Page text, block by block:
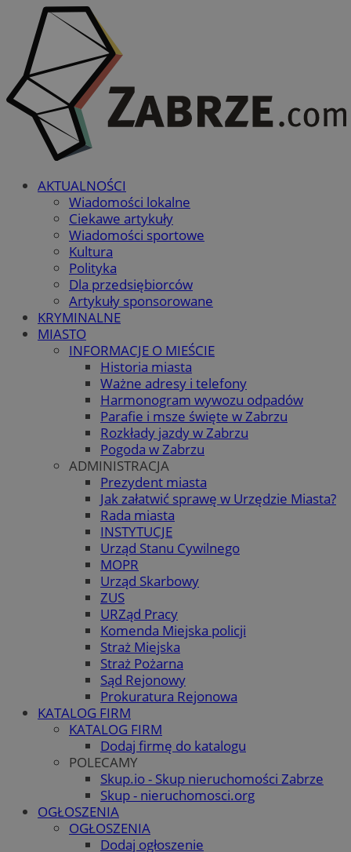
AKTUALNOŚCI
Wiadomości lokalne
Ciekawe artykuły
Wiadomości sportowe
Kultura
Polityka
Dla przedsiębiorców
Artykuły sponsorowane
KRYMINALNE
MIASTO
INFORMACJE O MIEŚCIE
Historia miasta
Ważne adresy i telefony
Harmonogram wywozu odpadów
Parafie i msze święte w Zabrzu
Rozkłady jazdy w Zabrzu
Pogoda w Zabrzu
ADMINISTRACJA
Prezydent miasta
Jak załatwić sprawę w Urzędzie Miasta?
Rada miasta
INSTYTUCJE
Urząd Stanu Cywilnego
MOPR
Urząd Skarbowy
ZUS
URZąd Pracy
Komenda Miejska policji
Straż Miejska
Straż Pożarna
Sąd Rejonowy
Prokuratura Rejonowa
KATALOG FIRM
KATALOG FIRM
Dodaj firmę do katalogu
POLECAMY
Skup.io - Skup nieruchomości Zabrze
Skup - nieruchomosci.org
OGŁOSZENIA
OGŁOSZENIA
Dodaj ogłoszenie